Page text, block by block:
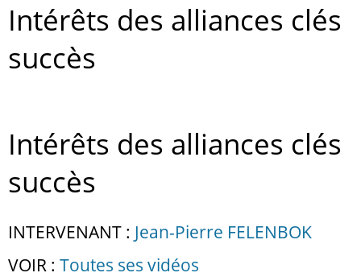
Intérêts des alliances clés
succès
Intérêts des alliances clés
succès
INTERVENANT : Jean-Pierre FELENBOK
VOIR : Toutes ses vidéos